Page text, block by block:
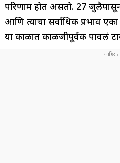
परिणाम होत असतो. 27
आणि त्याचा सर्वाधिक प्रभाव
या काळात काळजीपूर्वक पावलं